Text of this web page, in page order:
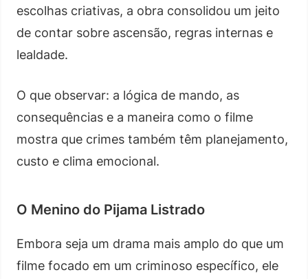
escolhas criativas, a obra consolidou um jeito
de contar sobre ascensão, regras internas e
lealdade.
O que observar: a lógica de mando, as
consequências e a maneira como o filme
mostra que crimes também têm planejamento,
custo e clima emocional.
O Menino do Pijama Listrado
Embora seja um drama mais amplo do que um
filme focado em um criminoso específico, ele